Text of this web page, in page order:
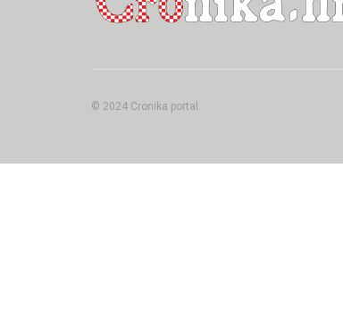
© 2024 Cronika portal